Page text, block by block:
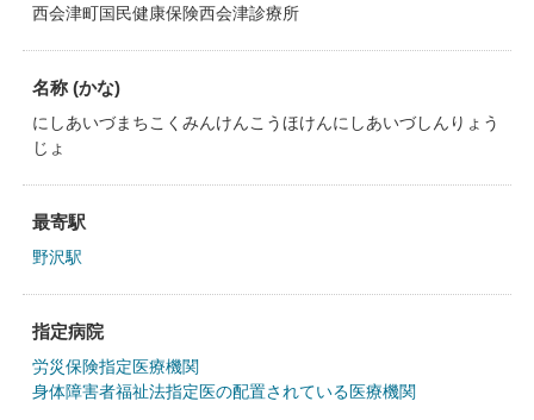
西会津町国民健康保険西会津診療所
名称 (かな)
にしあいづまちこくみんけんこうほけんにしあいづしんりょう
じょ
最寄駅
野沢駅
指定病院
労災保険指定医療機関
身体障害者福祉法指定医の配置されている医療機関